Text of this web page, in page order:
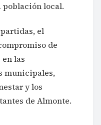
población local.
el
de
las
municipales,
y los
de Almonte.